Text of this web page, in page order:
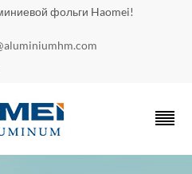
фольги Haomei!